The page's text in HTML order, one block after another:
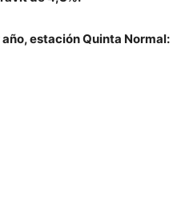
estación Quinta Normal: